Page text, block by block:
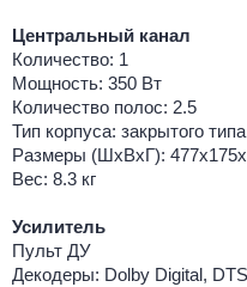
Центральный канал
Количество: 1
Мощность: 350 Вт
Количество полос: 2.5
Тип корпуса: закрытого типа
Размеры (ШхВхГ):
Вес: 8.3 кг
Усилитель
Пульт ДУ
Декодеры: Dolby Digital,